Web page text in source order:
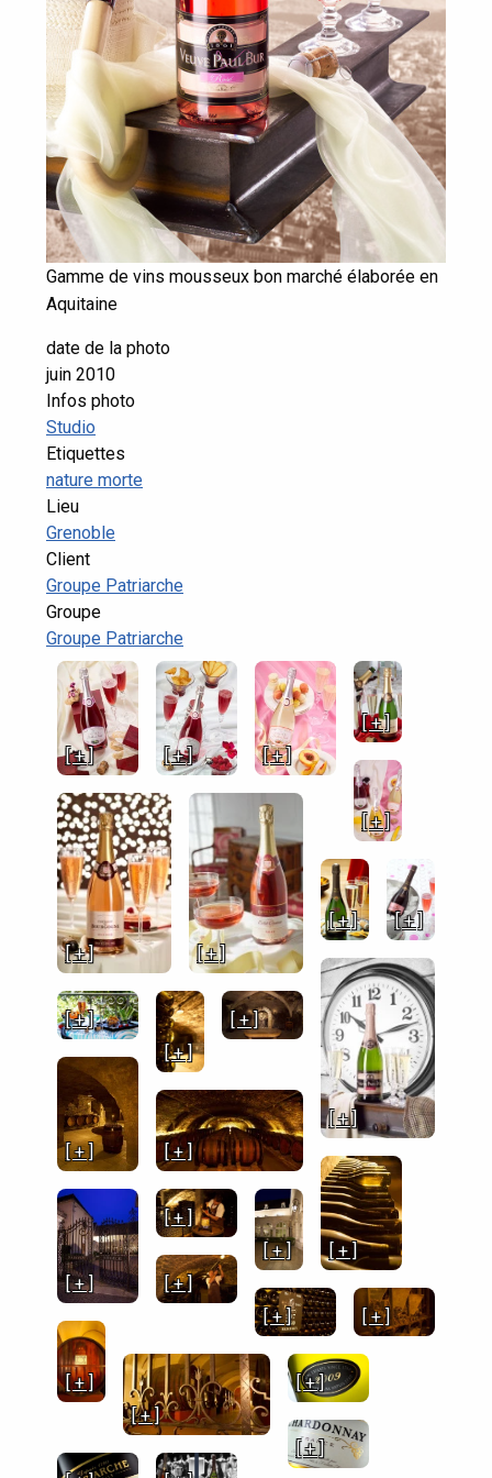
Gamme de vins mousseux bon marché élaborée en
Aquitaine
date de la photo
juin 2010
Infos photo
Studio
Etiquettes
nature morte
Lieu
Grenoble
Client
Groupe Patriarche
Groupe
Groupe Patriarche
[ + ] [ + ] [ + ]
[ + ]
[ + ] [ + ]
[ + ]
[ + ] [ + ]
[ + ]
[ + ]
[ + ]
[ + ]
[ + ] [ + ]
[ + ]
[ + ]
[ + ]
[ + ]
[ + ]
[ + ] [ + ]
[ + ]
[ + ]
[ + ]
[ + ]